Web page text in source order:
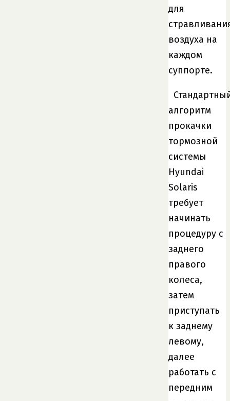
для
воздуха на
каждом
суппорте.
алгоритм
прокачки
тормозной
системы
Hyundai
Solaris
требует
начинать
процедуру с
заднего
правого
колеса,
затем
приступать
к заднему
левому,
далее
работать с
передним